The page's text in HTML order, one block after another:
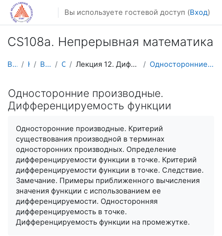
Перейти к основному содержанию
Вы используете гостевой доступ (Вход)
CS108a. Непрерывная математика
В начало Курсы Видеолекции CS108V Лекция 12. Дифференцируемость. Вычисление производных Односторонние производные. Дифференцируемость функции
Односторонние производные.
Дифференцируемость функции
Односторонние производные. Критерий
существования производной в терминах
односторонних производных. Определение
дифференцируемости функции в точке. Критерий
дифференцируемости функции в точке. Следствие.
Замечание. Примеры приближенного вычисления
значения функции с использованием ее
дифференцируемости. Односторонняя
дифференцируемость в точке.
Дифференцируемость функции на промежутке.